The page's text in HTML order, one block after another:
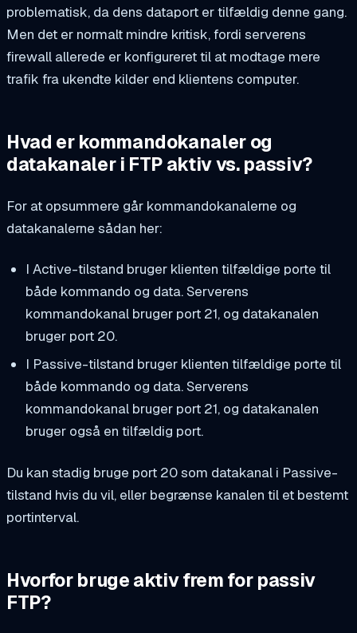
problematisk, da dens dataport er tilfældig denne gang.
Men det er normalt mindre kritisk, fordi serverens
firewall allerede er konfigureret til at modtage mere
trafik fra ukendte kilder end klientens computer.
Hvad er kommandokanaler og
datakanaler i FTP aktiv vs. passiv?
For at opsummere går kommandokanalerne og
datakanalerne sådan her:
I Active-tilstand bruger klienten tilfældige porte til
både kommando og data. Serverens
kommandokanal bruger port 21, og datakanalen
bruger port 20.
I Passive-tilstand bruger klienten tilfældige porte til
både kommando og data. Serverens
kommandokanal bruger port 21, og datakanalen
bruger også en tilfældig port.
Du kan stadig bruge port 20 som datakanal i Passive-
tilstand hvis du vil, eller begrænse kanalen til et bestemt
portinterval.
Hvorfor bruge aktiv frem for passiv
FTP?